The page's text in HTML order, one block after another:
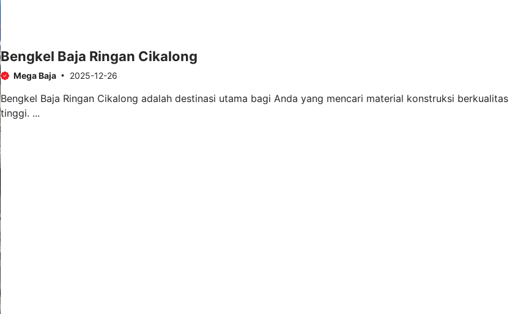
Bengkel Baja Ringan Cikalong
Mega Baja 2025-12-26
Bengkel Baja Ringan Cikalong adalah destinasi utama bagi Anda yang mencari material konstruksi berkualitas
tinggi. ...